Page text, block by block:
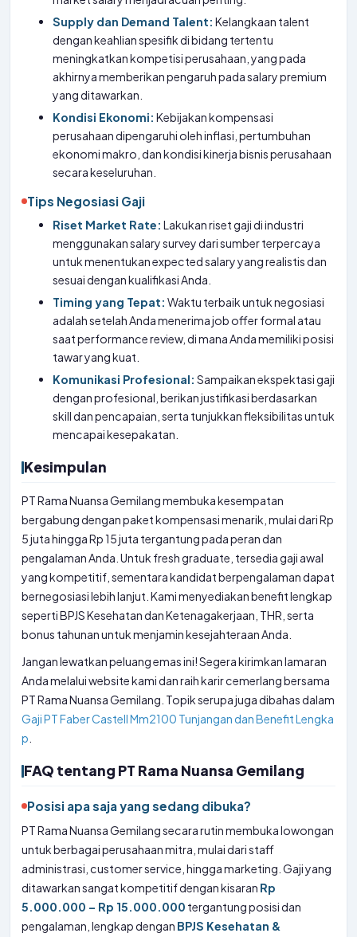
Supply dan Demand Talent: Kelangkaan talent
dengan keahlian spesifik di bidang tertentu
meningkatkan kompetisi perusahaan, yang pada
akhirnya memberikan pengaruh pada salary premium
yang ditawarkan.
Kondisi Ekonomi: Kebijakan kompensasi
perusahaan dipengaruhi oleh inflasi, pertumbuhan
ekonomi makro, dan kondisi kinerja bisnis perusahaan
secara keseluruhan.
Tips Negosiasi Gaji
Riset Market Rate: Lakukan riset gaji di industri
menggunakan salary survey dari sumber terpercaya
untuk menentukan expected salary yang realistis dan
sesuai dengan kualifikasi Anda.
Timing yang Tepat: Waktu terbaik untuk negosiasi
adalah setelah Anda menerima job offer formal atau
saat performance review, di mana Anda memiliki posisi
tawar yang kuat.
Komunikasi Profesional: Sampaikan ekspektasi gaji
dengan profesional, berikan justifikasi berdasarkan
skill dan pencapaian, serta tunjukkan fleksibilitas untuk
mencapai kesepakatan.
Kesimpulan
PT Rama Nuansa Gemilang membuka kesempatan
bergabung dengan paket kompensasi menarik, mulai dari Rp
5 juta hingga Rp 15 juta tergantung pada peran dan
pengalaman Anda. Untuk fresh graduate, tersedia gaji awal
yang kompetitif, sementara kandidat berpengalaman dapat
bernegosiasi lebih lanjut. Kami menyediakan benefit lengkap
seperti BPJS Kesehatan dan Ketenagakerjaan, THR, serta
bonus tahunan untuk menjamin kesejahteraan Anda.
Jangan lewatkan peluang emas ini! Segera kirimkan lamaran
Anda melalui website kami dan raih karir cemerlang bersama
PT Rama Nuansa Gemilang. Topik serupa juga dibahas dalam
Gaji PT Faber Castell Mm2100 Tunjangan dan Benefit Lengka
p
FAQ tentang PT Rama Nuansa Gemilang
Posisi apa saja yang sedang dibuka?
PT Rama Nuansa Gemilang secara rutin membuka lowongan
untuk berbagai perusahaan mitra, mulai dari staff
administrasi, customer service, hingga marketing. Gaji yang
ditawarkan sangat kompetitif dengan kisaran Rp
5.000.000 – Rp 15.000.000 tergantung posisi dan
pengalaman, lengkap dengan BPJS Kesehatan &